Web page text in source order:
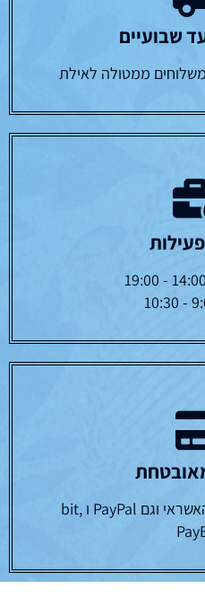
שבועיים
ממטולה לאילת
עובדים עם כל כרטיסי האשראי וגם PayPal ו bit,